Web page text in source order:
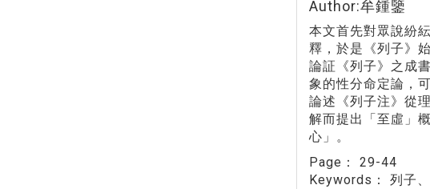
Author:牟鍾鑒
本文首先對眾說紛
釋，於是《列子》
論証《列子》之成
象的性分命定論，
論述《列子注》從
解而提出「至虛」
心」。
Page： 29-44
Keywords： 列子